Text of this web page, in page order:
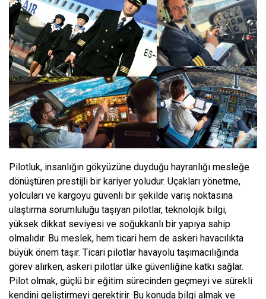
Pilotluk, insanlığın gökyüzüne duyduğu hayranlığı mesleğe
dönüştüren prestijli bir kariyer yoludur. Uçakları yönetme,
yolcuları ve kargoyu güvenli bir şekilde varış noktasına
ulaştırma sorumluluğu taşıyan pilotlar, teknolojik bilgi,
yüksek dikkat seviyesi ve soğukkanlı bir yapıya sahip
olmalıdır. Bu meslek, hem ticari hem de askeri havacılıkta
büyük önem taşır. Ticari pilotlar havayolu taşımacılığında
görev alırken, askeri pilotlar ülke güvenliğine katkı sağlar.
Pilot olmak, güçlü bir eğitim sürecinden geçmeyi ve sürekli
kendini geliştirmeyi gerektirir. Bu konuda bilgi almak ve